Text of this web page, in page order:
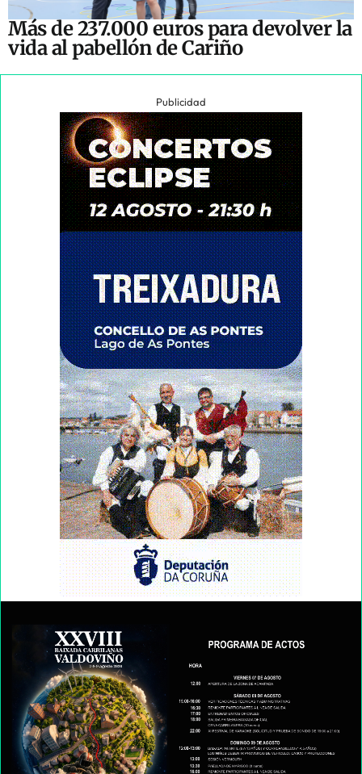
Más de 237.000 euros para devolver la
vida al pabellón de Cariño
Publicidad